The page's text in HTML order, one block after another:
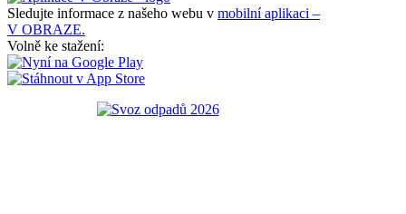
Sledujte informace z našeho webu v mobilní aplikaci –
V OBRAZE.
Volně ke stažení: